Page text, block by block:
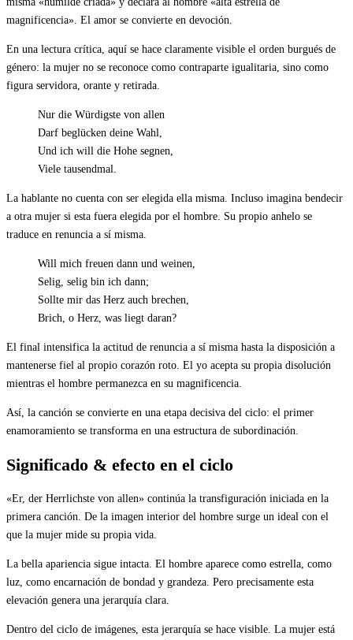
magnificencia». El amor se convierte en devoción.
En una lectura crítica, aquí se hace claramente visible el orden burgués de
género: la mujer no se reconoce como contraparte igualitaria, sino como
figura servidora, orante y retirada.
Nur die Würdigste von allen
Darf beglücken deine Wahl,
Und ich will die Hohe segnen,
Viele tausendmal.
La hablante no cuenta con ser elegida ella misma. Incluso imagina bendecir
a otra mujer si esta fuera elegida por el hombre. Su propio anhelo se
traduce en renuncia a sí misma.
Will mich freuen dann und weinen,
Selig, selig bin ich dann;
Sollte mir das Herz auch brechen,
Brich, o Herz, was liegt daran?
El final intensifica la actitud de renuncia a sí misma hasta la disposición a
mantenerse fiel al propio corazón roto. El yo acepta su propia disolución
mientras el hombre permanezca en su magnificencia.
Así, la canción se convierte en una etapa decisiva del ciclo: el primer
enamoramiento se transforma en una estructura de subordinación.
Significado & efecto en el ciclo
«Er, der Herrlichste von allen» continúa la transfiguración iniciada en la
primera canción. De la imagen interior del hombre surge un ideal con el
que la mujer mide su propia vida.
La bella apariencia sigue intacta. El hombre aparece como estrella, como
luz, como encarnación de bondad y grandeza. Pero precisamente esta
elevación genera una jerarquía clara.
Dentro del ciclo de imágenes, esta jerarquía se hace visible. La mujer está